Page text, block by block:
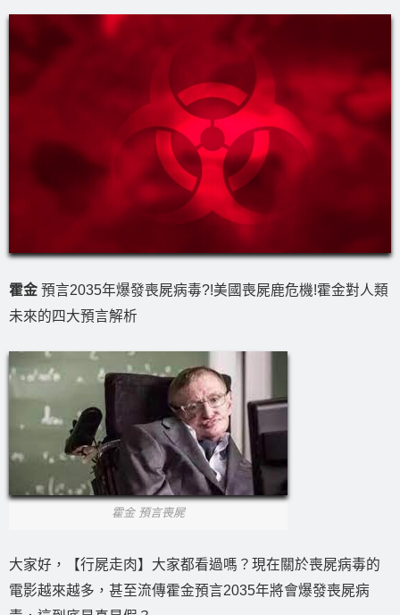
霍金 預言2035年爆發喪屍病毒?!美國喪屍鹿危機!霍金對人類
未來的四大預言解析
霍金 預言喪屍
大家好，【行屍走肉】大家都看過嗎？現在關於喪屍病毒的
電影越來越多，甚至流傳霍金預言2035年將會爆發喪屍病